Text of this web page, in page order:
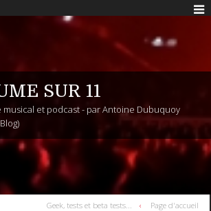
SUR 11
musical et podcast - par Antoine Dubuquoy
Geek, tests et beta tests... Page d'accueil